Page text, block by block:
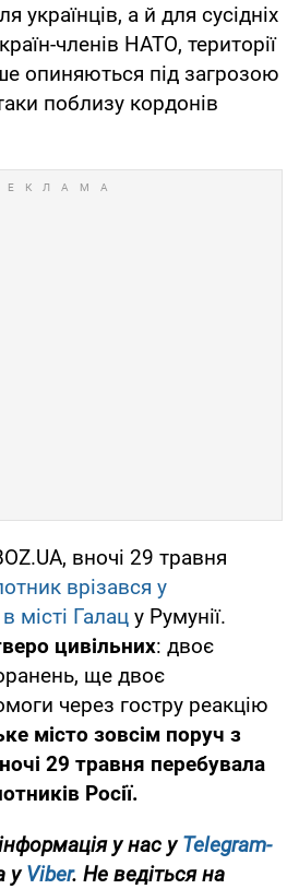
українців, а й для сусідніх
членів НАТО, території
опиняються під загрозою
поблизу кордонів
вночі 29 травня
врізався у
місті Галац у Румунії.
цивільних: двоє
ще двоє
через гостру реакцію
місто зовсім поруч з
29 травня перебувала
Росії.
у нас уTelegram-
уViber. Не ведіться на